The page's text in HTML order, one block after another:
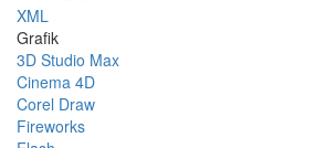
XML
Grafik
3D Studio Max
Cinema 4D
Corel Draw
Fireworks